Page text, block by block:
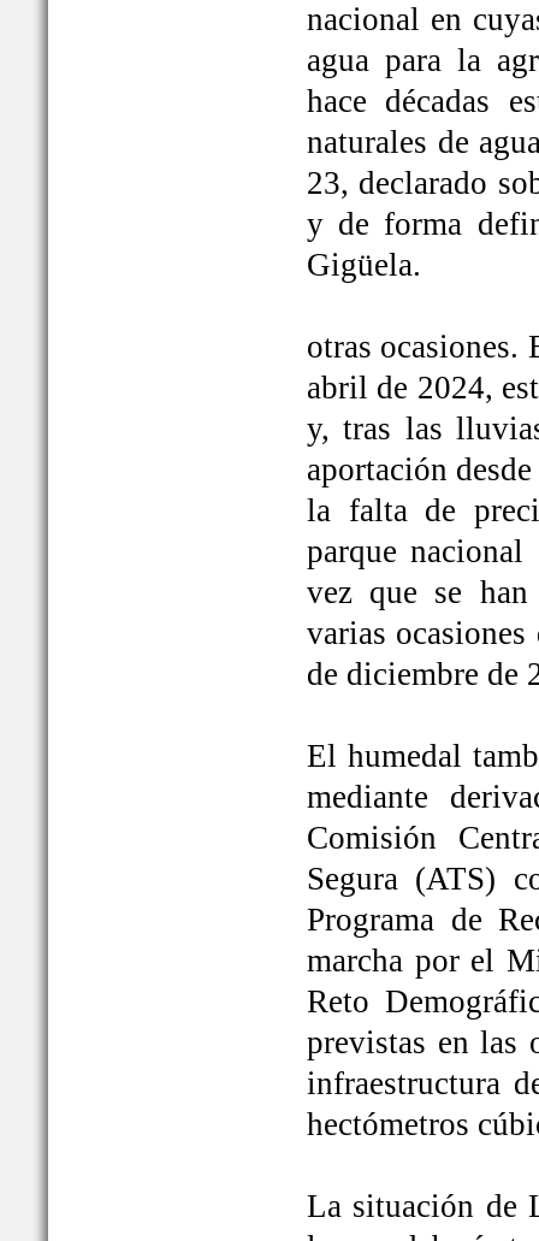
nacional en
agua para la
hace décadas
naturales de
23, declarado
y de forma
Gigüela.
otras ocasiones.
abril de 2024,
y, tras las
aportación
la falta de
parque
vez que se
varias
de diciembre de
El humedal
mediante
Comisión
Segura (ATS)
Programa de
marcha por el
Reto
previstas en las
infraestructura
hectómetros
La situación de